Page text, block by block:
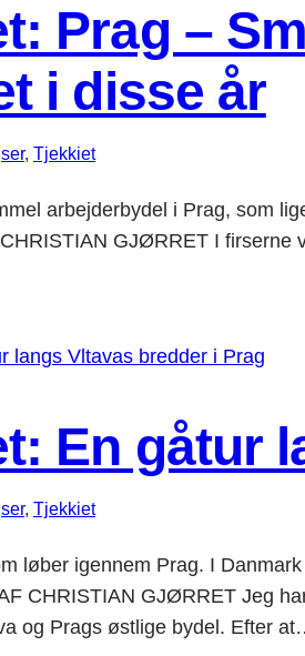
Prag –
i disse år
, Tjekkiet
arbejderbydel i Prag, som
GJØRRET I
En gåtur
, Tjekkiet
løber igennem Prag. I
AF CHRISTIAN GJØRRET Jeg
og Prags østlige bydel. Efter